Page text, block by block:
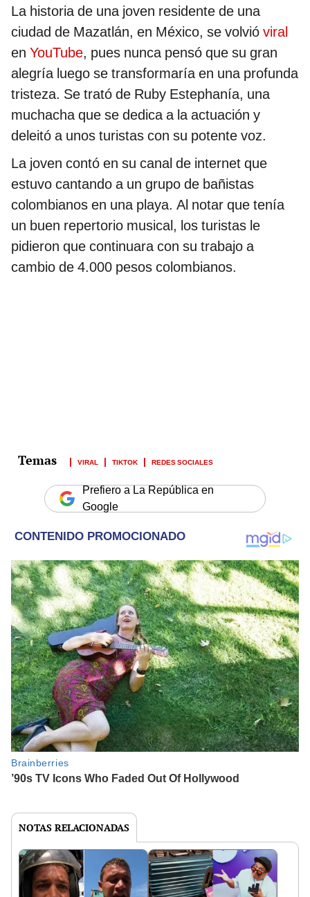
La historia de una joven residente de una
ciudad de Mazatlán, en México, se volvió viral
en YouTube, pues nunca pensó que su gran
alegría luego se transformaría en una profunda
tristeza. Se trató de Ruby Estephanía, una
muchacha que se dedica a la actuación y
deleitó a unos turistas con su potente voz.
La joven contó en su canal de internet que
estuvo cantando a un grupo de bañistas
colombianos en una playa. Al notar que tenía
un buen repertorio musical, los turistas le
pidieron que continuara con su trabajo a
cambio de 4.000 pesos colombianos.
VIRAL TIKTOK REDES SOCIALES
Prefiero a La República en
Google
NOTAS RELACIONADAS